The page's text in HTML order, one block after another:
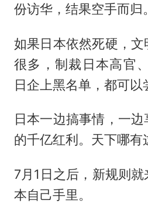
份访华，结果空手而归。
如果日本依然死硬，
很多，制裁日本高官
日企上黑名单，都可以
日本一边搞事情，一
的千亿红利。天下哪有
7月1日之后，新规则
本自己手里。